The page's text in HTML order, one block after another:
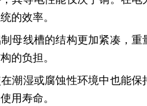
的效率。
母线槽的结构更加紧凑，
的负担。
潮湿或腐蚀性环境中也能
用寿命。